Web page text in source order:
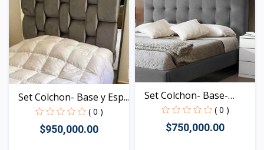
Set Colchon- Base y Esp...
( 0 )
$950,000.00
Set Colchon- Base-
Espa...
( 0 )
$750,000.00